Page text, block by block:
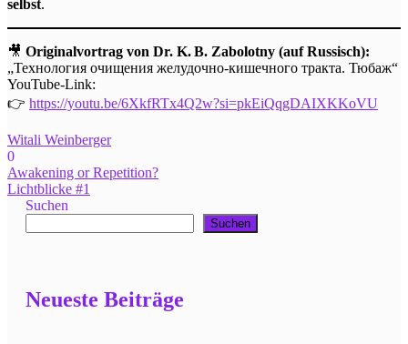
selbst.
🎥 Originalvortrag von Dr. K. B. Zabolotny (auf Russisch):
„Технология очищения желудочно-кишечного тракта. Тюбаж“
YouTube-Link:
👉 https://youtu.be/6XkfRTx4Q2w?si=pkEiQqgDAIXKKoVU
Witali Weinberger
0
Post
navigation
Awakening or Repetition?
Lichtblicke #1
Suchen
Suchen
Neueste Beiträge